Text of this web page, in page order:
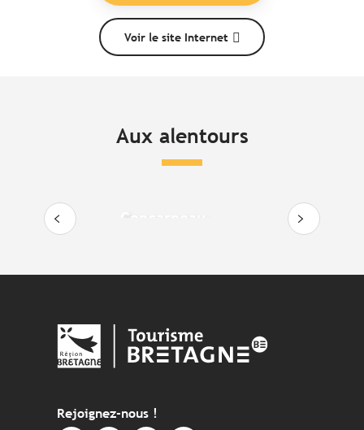
Voir le site Internet
Aux alentours
Concarneau
Rejoignez-nous !